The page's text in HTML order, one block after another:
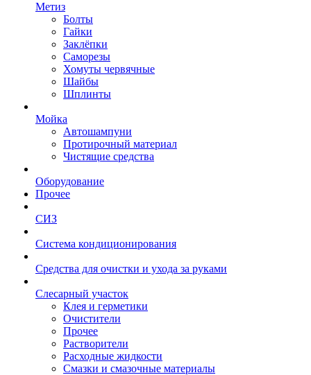
Метиз
Болты
Гайки
Заклёпки
Саморезы
Хомуты червячные
Шайбы
Шплинты
Мойка
Автошампуни
Протирочный материал
Чистящие средства
Оборудование
Прочее
СИЗ
Система кондиционирования
Средства для очистки и ухода за руками
Слесарный участок
Клея и герметики
Очистители
Прочее
Растворители
Расходные жидкости
Смазки и смазочные материалы